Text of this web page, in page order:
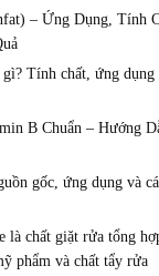
– Ứng Dụng, Tính
Tính chất, ứng
B Chuẩn – Hướng
gốc, ứng dụng và
là chất giặt rửa tổng
phẩm và chất tẩy rửa